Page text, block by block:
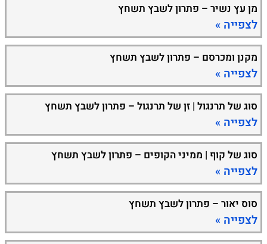
מן עץ נשיר – פתרון לשבץ תשחץ
לצפייה »
מקנן ומכרסם – פתרון לשבץ תשחץ
לצפייה »
סוג של תרנגול | זן של תרנגול – פתרון לשבץ תשחץ
לצפייה »
סוג של קוף | ממיני הקופים – פתרון לשבץ תשחץ
לצפייה »
סוס יאור – פתרון לשבץ תשחץ
לצפייה »